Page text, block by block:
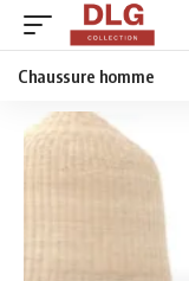
Chaussure homme